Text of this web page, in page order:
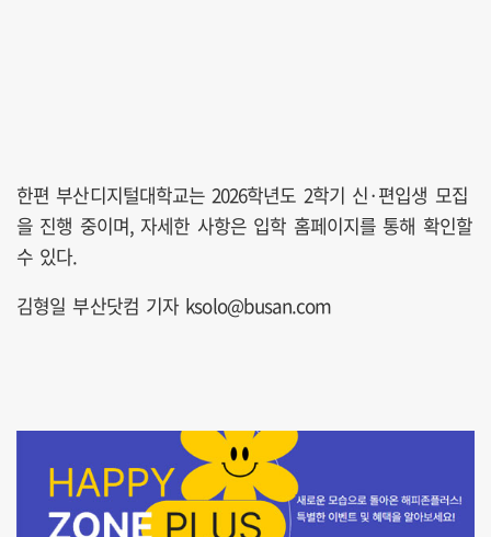
한편 부산디지털대학교는 2026학년도 2학기 신·편입생 모집
을 진행 중이며, 자세한 사항은 입학 홈페이지를 통해 확인할
수 있다.
김형일 부산닷컴 기자 ksolo@busan.com